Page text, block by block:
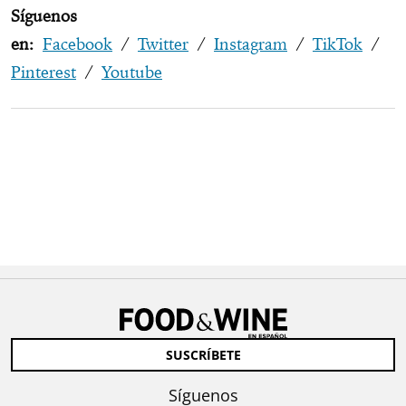
Síguenos
en: Facebook / Twitter / Instagram / TikTok /
Pinterest / Youtube
SUSCRÍBETE
Síguenos